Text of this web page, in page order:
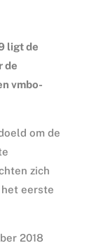
ligt de
de
vmbo-
om de
zich
eerste
2018